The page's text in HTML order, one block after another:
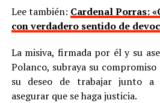
Lee también: Cardenal Porras:
con verdadero sentido de
La misiva, firmada por él y su
Polanco, subraya su
su deseo de trabajar junto a
asegurar que se haga justicia.